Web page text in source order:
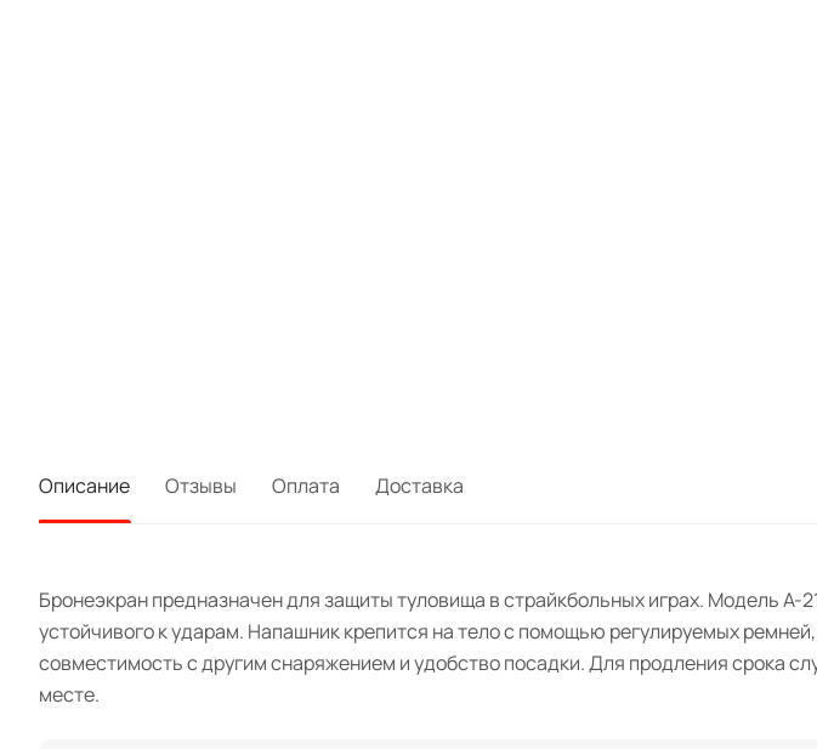
Описание Отзывы Оплата Доставка
Бронеэкран предназначен для защиты туловища в страйкбольных играх. Модель
устойчивого к ударам. Напашник крепится на тело с помощью регулируемых
совместимость с другим снаряжением и удобство посадки. Для продления срока
месте.